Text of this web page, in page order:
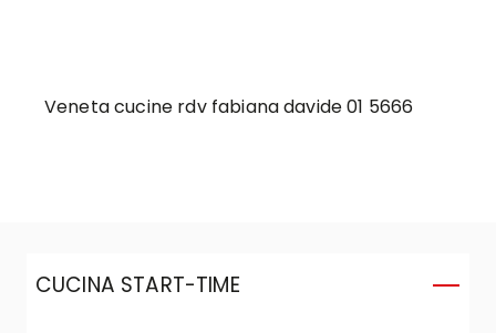
Veneta cucine rdv fabiana davide 01 5666
CUCINA START-TIME